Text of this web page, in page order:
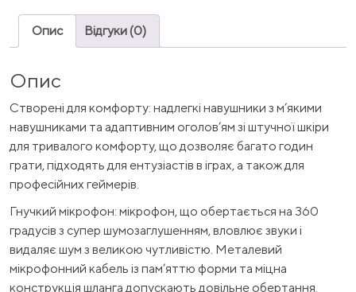
Опис Відгуки (0)
Опис
Створені для комфорту: надлегкі навушники з м’якими
навушниками та адаптивним оголов’ям зі штучної шкіри
для тривалого комфорту, що дозволяє багато годин
грати, підходять для ентузіастів в іграх, а також для
професійних геймерів.
Гнучкий мікрофон: мікрофон, що обертається на 360
градусів з супер шумозаглушенням, вловлює звуки і
видаляє шум з великою чутливістю. Металевий
мікрофонний кабель із пам’яттю форми та міцна
конструкція шланга допускають довільне обертання.